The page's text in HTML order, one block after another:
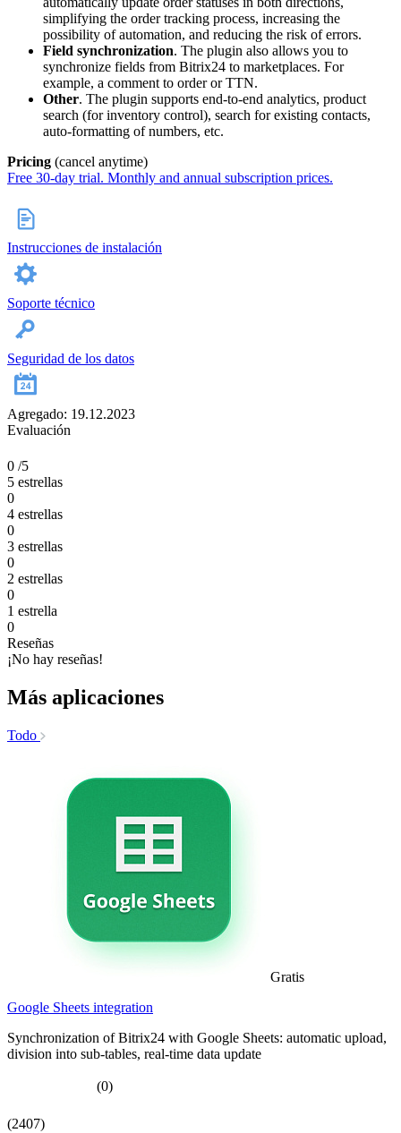
simplifying the order tracking process, increasing the
possibility of automation, and reducing the risk of errors.
Field synchronization. The plugin also allows you to
synchronize fields from Bitrix24 to marketplaces. For
example, a comment to order or TTN.
Other. The plugin supports end-to-end analytics, product
search (for inventory control), search for existing contacts,
auto-formatting of numbers, etc.
Pricing (cancel anytime)
Free 30-day trial. Monthly and annual subscription prices.
Instrucciones de instalación
Soporte técnico
Seguridad de los datos
Agregado: 19.12.2023
Evaluación
0 /5
5 estrellas
0
4 estrellas
0
3 estrellas
0
2 estrellas
0
1 estrella
0
Reseñas
¡No hay reseñas!
Más aplicaciones
Todo
Gratis
Google Sheets integration
Synchronization of Bitrix24 with Google Sheets: automatic upload,
division into sub-tables, real-time data update
(0)
(2407)